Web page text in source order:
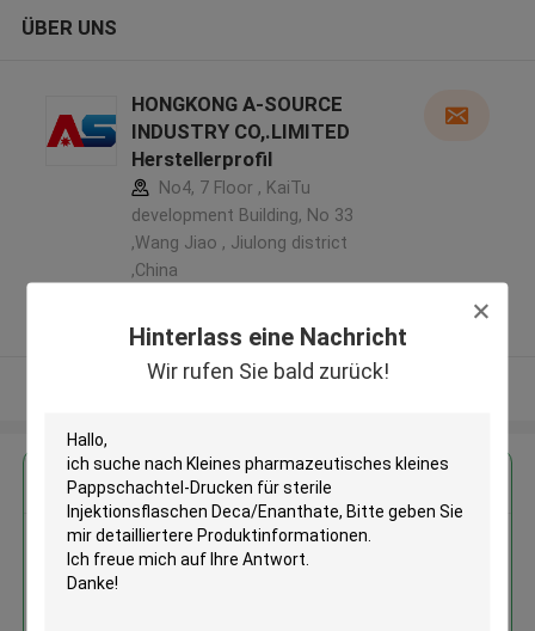
Hinterlass eine Nachricht
Wir rufen Sie bald zurück!
ÜBER UNS
HONGKONG A-SOURCE
INDUSTRY CO,.LIMITED
Herstellerprofil
No4, 7 Floor , KaiTu
development Building, No 33
,Wang Jiao , Jiulong district
,China
Überprüfter Lieferant
Erhalten Sie den besten Preis für
Kleines pharmazeutisches